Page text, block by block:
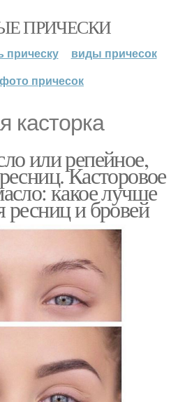
ПРИЧЕСКИ
прическу
виды причесок
фото причесок
касторка
или репейное,
Касторовое
какое лучше
ресниц и бровей